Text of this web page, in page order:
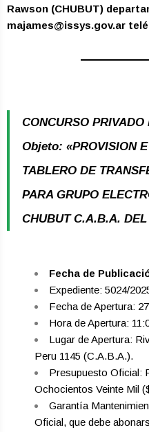
Rawson (CHUBUT)
majames@issys.gov.ar
CONCURSO PRIVADO
Objeto: «PROVISION
TABLERO DE
PARA GRUPO
CHUBUT C.A.B.A. DEL
Fecha de
Expediente: 5024/
Fecha de Apertura:
Hora de Apertura:
Lugar de Apertura:
Peru 1145 (C.A.B.A.).
Presupuesto Oficial:
Ochocientos Veinte Mil
Garantía
Oficial, que debe